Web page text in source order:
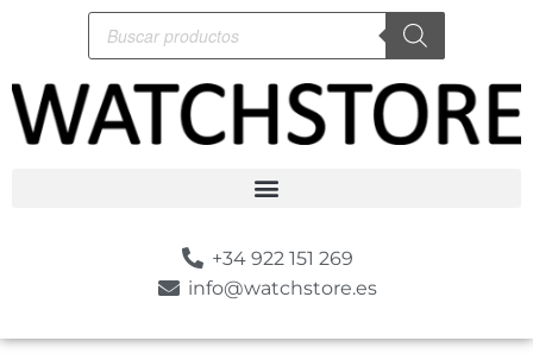
+34 922 151 269
info@watchstore.es